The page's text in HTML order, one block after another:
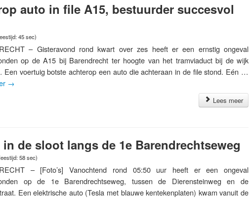
auto in file A15, bestuurder succesvol
45 sec)
– Gisteravond rond kwart over zes heeft er een ernstig ongeval
op de A15 bij Barendrecht ter hoogte van het tramviaduct bij de wijk
Een voertuig botste achterop een auto die achteraan in de file stond. Eén …
→
Lees meer
de sloot langs de 1e Barendrechtseweg
58 sec)
– [Foto’s] Vanochtend rond 05:50 uur heeft er een ongeval
op de 1e Barendrechtseweg, tussen de Dierensteinweg en de
Een elektrische auto (Tesla met blauwe kentekenplaten) kwam vanuit de